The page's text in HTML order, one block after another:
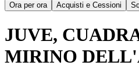
Ora per ora Acquisti e Cessioni
JUVE,
MIRINO